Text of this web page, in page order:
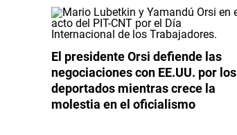
El presidente Orsi defiende las
negociaciones con EE.UU. por los
deportados mientras crece la
molestia en el oficialismo